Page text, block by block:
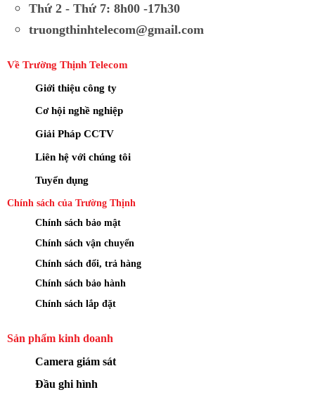
Thứ 2 - Thứ 7: 8h00 -17h30
truongthinhtelecom@gmail.com
Về Trường Thịnh Telecom
Giới thiệu công ty
Cơ hội nghề nghiệp
Giải Pháp CCTV
Liên hệ với chúng tôi
Tuyển dụng
Chính sách của Trường Thịnh
Chính sách bảo mật
Chính sách vận chuyển
Chính sách đổi, trả hàng
Chính sách bảo hành
Chính sách lắp đặt
Sản phẩm kinh doanh
Camera giám sát
Đầu ghi hình